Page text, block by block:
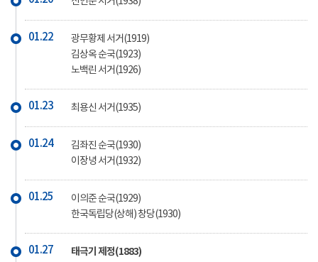
01.22
광무황제 서거(1919)
김상옥 순국(1923)
노백린 서거(1926)
01.23 최용신 서거(1935)
01.24
김좌진 순국(1930)
이장녕 서거(1932)
01.25
이의준 순국(1929)
한국독립당(상해) 창당(1930)
01.27 태극기 제정(1883)